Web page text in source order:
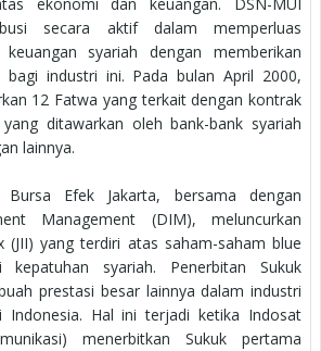
ekonomi dan keuangan. DSN-MUI
secara aktif dalam memperluas
syariah dengan memberikan
bagi industri ini. Pada bulan April 2000,
12 Fatwa yang terkait dengan kontrak
ditawarkan oleh bank-bank syariah
lainnya.
Efek Jakarta, bersama dengan
Management (DIM), meluncurkan
(JII) yang terdiri atas saham-saham blue
syariah. Penerbitan Sukuk
prestasi besar lainnya dalam industri
Indonesia. Hal ini terjadi ketika Indosat
menerbitkan Sukuk pertama